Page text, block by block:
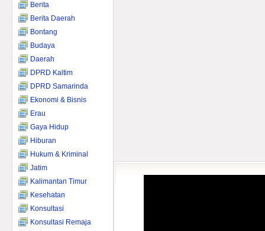
Berita
Berita Daerah
Bontang
Budaya
Daerah
DPRD Kaltim
DPRD Samarinda
Ekonomi & Bisnis
Erau
Gaya Hidup
Hiburan
Hukum & Kriminal
Jatim
Kalimantan Timur
Kesehatan
Konsultasi
Konsultasi Remaja